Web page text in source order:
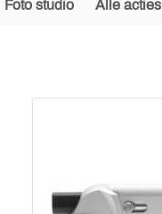
Foto studio Alle acties